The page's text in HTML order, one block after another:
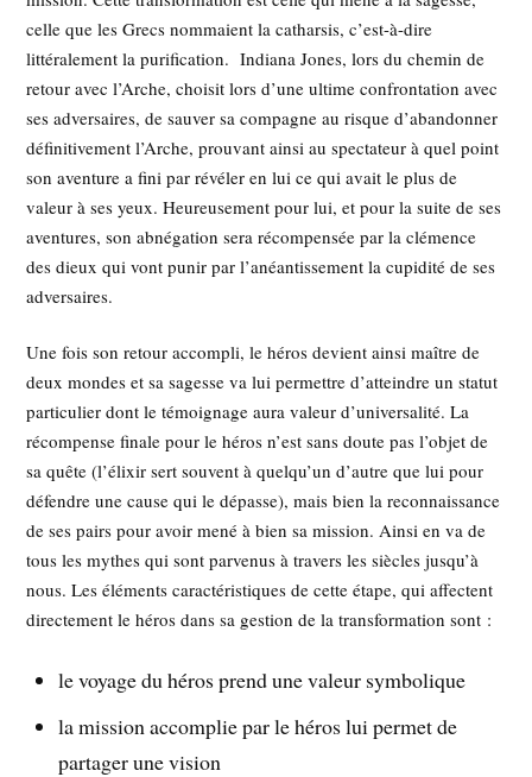
celle que les Grecs nommaient la catharsis, c’est-à-dire
littéralement la purification. Indiana Jones, lors du chemin de
retour avec l’Arche, choisit lors d’une ultime confrontation avec
ses adversaires, de sauver sa compagne au risque d’abandonner
définitivement l’Arche, prouvant ainsi au spectateur à quel point
son aventure a fini par révéler en lui ce qui avait le plus de
valeur à ses yeux. Heureusement pour lui, et pour la suite de ses
aventures, son abnégation sera récompensée par la clémence
des dieux qui vont punir par l’anéantissement la cupidité de ses
adversaires.
Une fois son retour accompli, le héros devient ainsi maître de
deux mondes et sa sagesse va lui permettre d’atteindre un statut
particulier dont le témoignage aura valeur d’universalité. La
récompense finale pour le héros n’est sans doute pas l’objet de
sa quête (l’élixir sert souvent à quelqu’un d’autre que lui pour
défendre une cause qui le dépasse), mais bien la reconnaissance
de ses pairs pour avoir mené à bien sa mission. Ainsi en va de
tous les mythes qui sont parvenus à travers les siècles jusqu’à
nous. Les éléments caractéristiques de cette étape, qui affectent
directement le héros dans sa gestion de la transformation sont :
le voyage du héros prend une valeur symbolique
la mission accomplie par le héros lui permet de
partager une vision